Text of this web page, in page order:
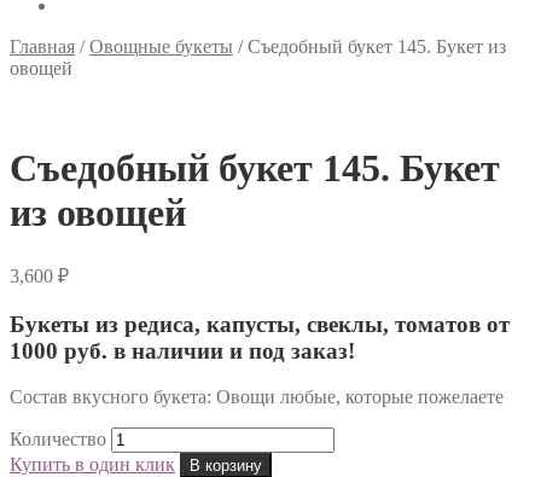
Главная /Овощные букеты /Съедобный букет 145. Букет из
овощей
Съедобный букет 145. Букет
из овощей
3,600 ₽
Букеты из редиса, капусты, свеклы, томатов от
1000 руб. в наличии и под заказ!
Состав вкусного букета: Овощи любые, которые пожелаете
Количество
Купить в один клик
В корзину